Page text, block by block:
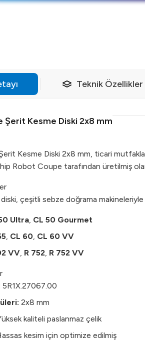
Teknik Özellikler
Şerit Kesme Diski 2x8 mm
Kesme Diski 2x8 mm, ticari
Robot Coupe tarafından üretilmiş
çeşitli sebze doğrama makineleriyle
Ultra, CL 50 Gourmet
, CL 60, CL 60 VV
VV, R 752, R 752 VV
5R1X.27067.00
2x8 mm
kaliteli paslanmaz çelik
kesim için optimize edilmiş